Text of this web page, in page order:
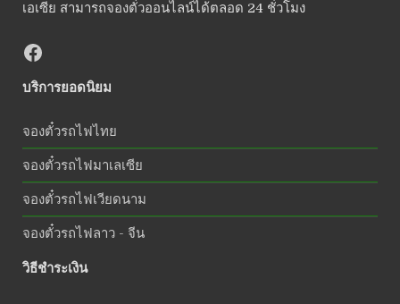
เอเซีย สามารถจองตั๋วออนไลน์ได้ตลอด 24 ชั่วโมง
บริการยอดนิยม
จองตั๋วรถไฟไทย
จองตั๋วรถไฟมาเลเซีย
จองตั๋วรถไฟเวียดนาม
จองตั๋วรถไฟลาว - จีน
วิธีชำระเงิน